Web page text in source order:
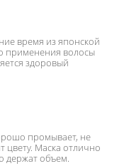
время из японской
применения волосы
здоровый
промывает, не
цвету. Маска отлично
держат объем.